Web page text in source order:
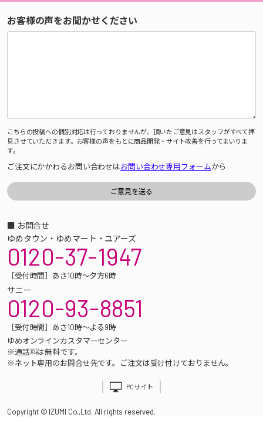
お客様の声をお聞かせください
こちらの投稿への個別対応は行っておりませんが、頂いたご意見はスタッフがすべて拝
見させていただきます。お客様の声をもとに商品開発・サイト改善を行ってまいりま
す。
ご注文にかかわるお問い合わせはお問い合わせ専用フォームから
■ お問合せ
ゆめタウン・ゆめマート・ユアーズ
0120-37-1947
［受付時間］あさ10時～夕方6時
サニー
0120-93-8851
［受付時間］あさ10時～よる9時
ゆめオンラインカスタマーセンター
※通話料は無料です。
※ネット専用のお問合せ先です。ご注文は受け付けておりません。
PCサイト
Copyright © IZUMI Co.,Ltd. All rights reserved.